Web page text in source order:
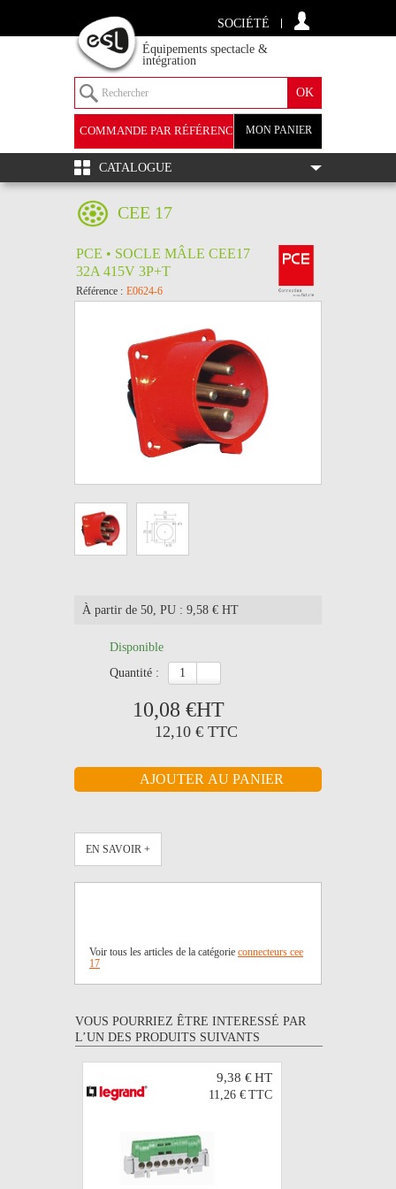
SOCIÉTÉ
Équipements spectacle &
intégration
MON PANIER
COMMANDE PAR RÉFÉRENCE
+
CATALOGUE
CEE 17
PCE • SOCLE MÂLE CEE17
32A 415V 3P+T
Référence : E0624-6
À partir de 50, PU : 9,58 € HT
Disponible
quantité :
10,08 €HT
12,10 € TTC
EN SAVOIR +
Voir tous les articles de la catégorie connecteurs cee
17
VOUS POURRIEZ ÊTRE INTERESSÉ PAR
L’UN DES PRODUITS SUIVANTS
9,38 €HT
11,26 € TTC